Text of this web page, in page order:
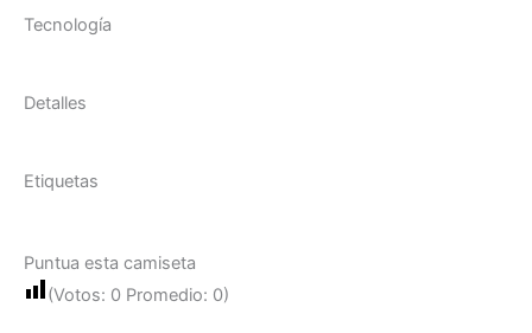
Tecnología
Detalles
Etiquetas
Puntua esta camiseta
(Votos: 0 Promedio: 0)